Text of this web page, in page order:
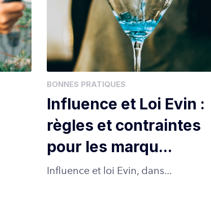
BONNES PRATIQUES
Influence et Loi Evin :
règles et contraintes
pour les marqu...
Influence et loi Evin, dans...